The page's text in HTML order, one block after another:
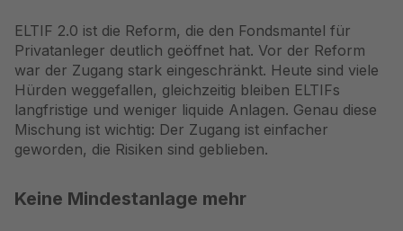
ELTIF 2.0 ist die Reform, die den Fondsmantel für
Privatanleger deutlich geöffnet hat. Vor der Reform
war der Zugang stark eingeschränkt. Heute sind viele
Hürden weggefallen, gleichzeitig bleiben ELTIFs
langfristige und weniger liquide Anlagen. Genau diese
Mischung ist wichtig: Der Zugang ist einfacher
geworden, die Risiken sind geblieben.
Keine Mindestanlage mehr